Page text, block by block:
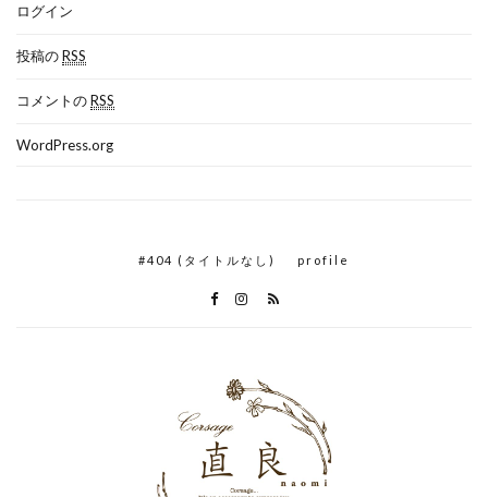
ログイン
投稿のRSS
コメントのRSS
WordPress.org
#404 (タイトルなし) profile